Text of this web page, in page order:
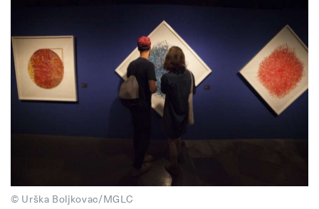
© Urška Boljkovac/MGLC